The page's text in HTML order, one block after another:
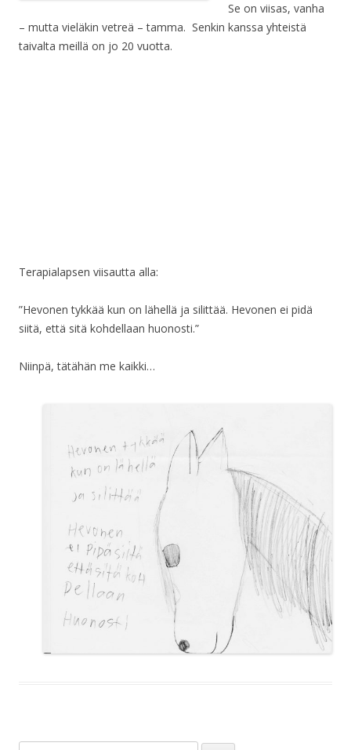
Se on viisas, vanha
– mutta vieläkin vetreä – tamma. Senkin kanssa yhteistä
taivalta meillä on jo 20 vuotta.
Terapialapsen viisautta alla:
”Hevonen tykkää kun on lähellä ja silittää. Hevonen ei pidä
siitä, että sitä kohdellaan huonosti.”
Niinpä, tätähän me kaikki…